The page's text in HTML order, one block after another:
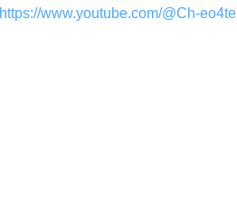
https://www.youtube.com/@Ch-eo4te